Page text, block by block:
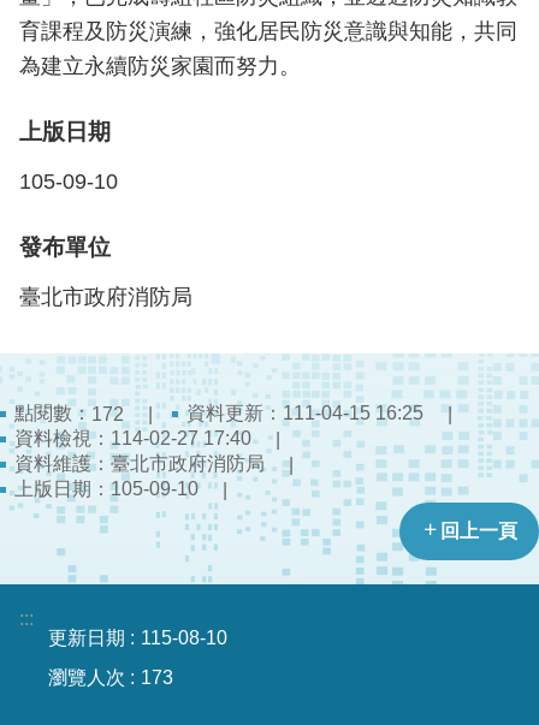
影
音
區
檔
應
譽
榜
聯
絡
資
訊
相
連
結
育課程及防災演練，強化居民防災意識與知能，共同
為建立永續防災家園而努力。
上版日期
105-09-10
發布單位
臺北市政府消防局
點閱數：172
資料更新：111-04-15 16:25
資料檢視：114-02-27 17:40
資料維護：臺北市政府消防局
上版日期：105-09-10
回上一頁
:::
更新日期
115-08-10
瀏覽人次
173